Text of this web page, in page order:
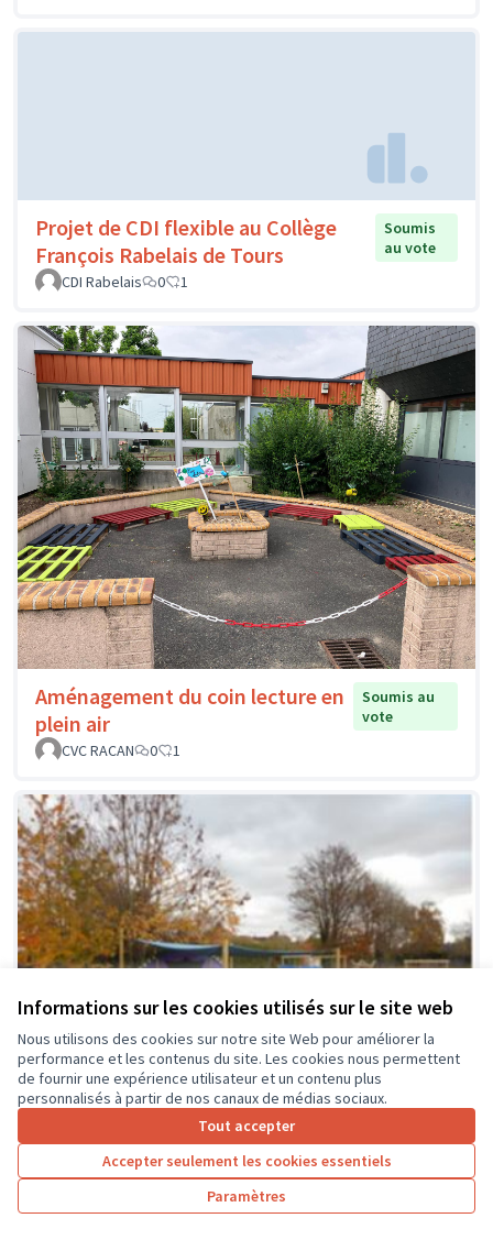
Informations sur les cookies utilisés sur le site web
Nous utilisons des cookies sur notre site Web pour améliorer la
performance et les contenus du site. Les cookies nous permettent
de fournir une expérience utilisateur et un contenu plus
personnalisés à partir de nos canaux de médias sociaux.
Tout accepter
Accepter seulement les cookies essentiels
Paramètres
Projet de CDI flexible au Collège
François Rabelais de Tours
Soumis
au vote
CDI Rabelais
0 1
Aménagement du coin lecture en
plein air
Soumis au
vote
CVC RACAN
0 1
La classe en dehors des murs
Soumis au vote
0